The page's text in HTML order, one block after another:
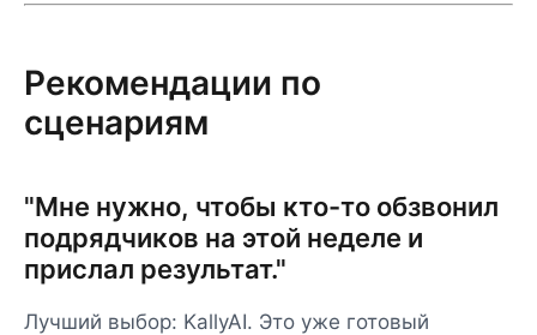
Рекомендации по
сценариям
"Мне нужно, чтобы кто-то обзвонил
подрядчиков на этой неделе и
прислал результат."
Лучший выбор: KallyAI. Это уже готовый